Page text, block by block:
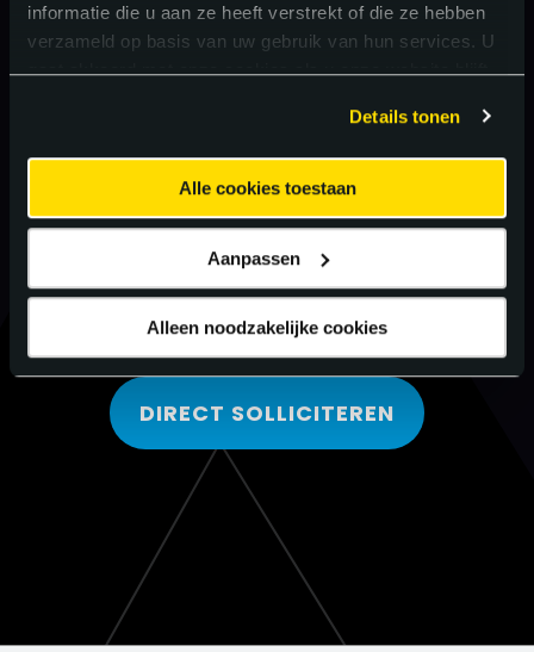
informatie die u aan ze heeft verstrekt of die ze hebben
verzameld op basis van uw gebruik van hun services. U
gaat akkoord met onze cookies als u onze website blijft
Details tonen
Alle cookies toestaan
Aanpassen
Alleen noodzakelijke cookies
DIRECT SOLLICITEREN